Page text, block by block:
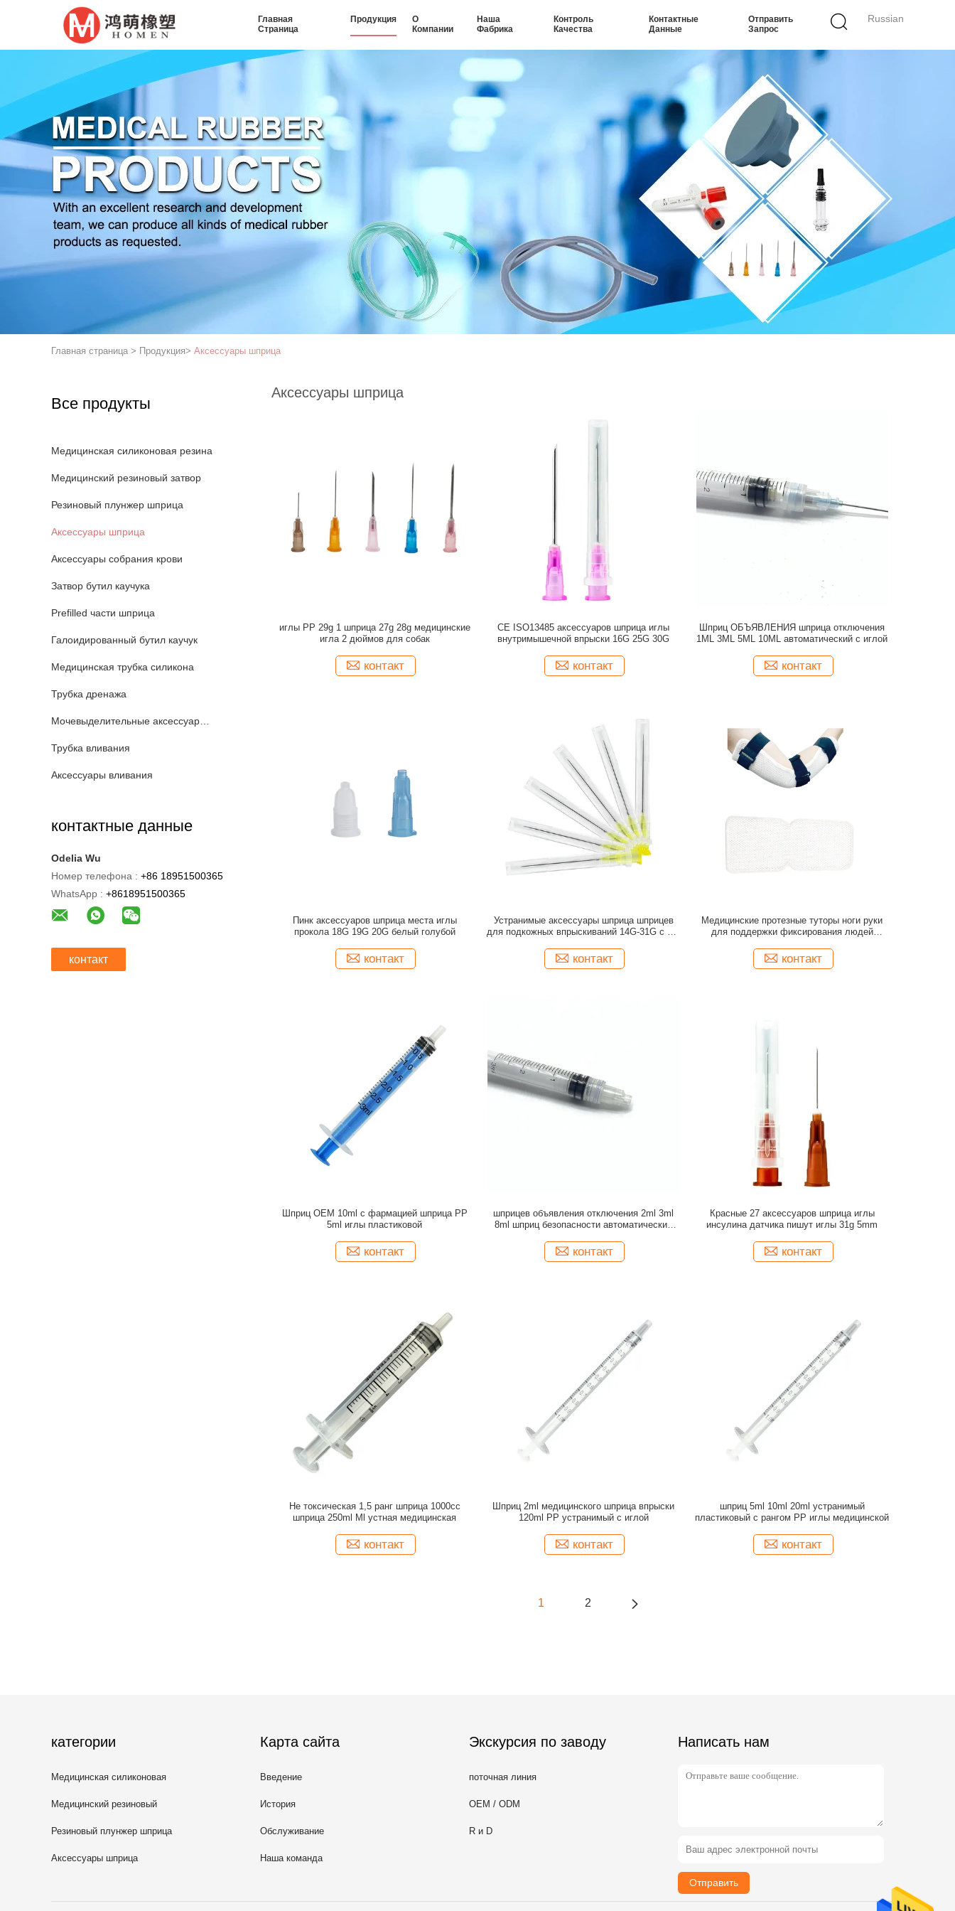
Russian
Главная
Страница
Продукция
О
Компании
Наша
Фабрика
Контроль
Качества
Контактные
Данные
Отправить
Запрос
Главная страница > Продукция> Аксессуары шприца
Все продукты
Медицинская силиконовая резина
Медицинский резиновый затвор
Резиновый плунжер шприца
Аксессуары шприца
Аксессуары собрания крови
Затвор бутил каучука
Prefilled части шприца
Галоидированный бутил каучук
Медицинская трубка силикона
Трубка дренажа
Мочевыделительные аксессуары катетера
Трубка вливания
Аксессуары вливания
контактные данные
Odelia Wu
Номер телефона : +86 18951500365
WhatsApp : +8618951500365
контакт
Аксессуары шприца
иглы PP 29g 1 шприца 27g 28g медицинские
игла 2 дюймов для собак
контакт
CE ISO13485 аксессуаров шприца иглы
внутримышечной впрыски 16G 25G 30G
контакт
Шприц ОБЪЯВЛЕНИЯ шприца отключения
1ML 3ML 5ML 10ML автоматический с иглой
контакт
Пинк аксессуаров шприца места иглы
прокола 18G 19G 20G белый голубой
контакт
Устранимые аксессуары шприца шприцев
для подкожных впрыскиваний 14G-31G с CE
контакт
Медицинские протезные туторы ноги руки
для поддержки фиксирования людей
контакт
Шприц OEM 10ml с фармацией шприца PP
5ml иглы пластиковой
контакт
шприцев объявления отключения 2ml 3ml
8ml шприц безопасности автоматических
контакт
Красные 27 аксессуаров шприца иглы
инсулина датчика пишут иглы 31g 5mm
контакт
Не токсическая 1,5 ранг шприца 1000cc
шприца 250ml Ml устная медицинская
контакт
Шприц 2ml медицинского шприца впрыски
120ml PP устранимый с иглой
контакт
шприц 5ml 10ml 20ml устранимый
пластиковый с рангом PP иглы медицинской
контакт
1 2
категории
Медицинская силиконовая
резина
Медицинский резиновый
затвор
Резиновый плунжер шприца
Аксессуары шприца
Карта сайта
Введение
История
Обслуживание
Наша команда
Экскурсия по заводу
поточная линия
OEM / ODM
R и D
Написать нам
Отправить